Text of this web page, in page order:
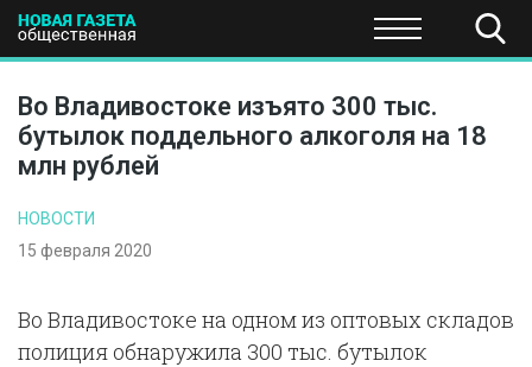
ПОЛИТИКА ЭКОНОМИКА НАУКА И
Во Владивостоке изъято 300 тыс.
бутылок поддельного алкоголя на 18
млн рублей
НОВОСТИ
15 февраля 2020
Во Владивостоке на одном из оптовых складов
полиция обнаружила 300 тыс. бутылок